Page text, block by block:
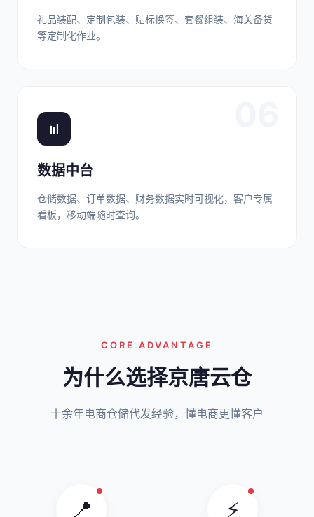
礼品装配、定制包装、贴标换签、套餐组装、海关备货
等定制化作业。
📊
数据中台
仓储数据、订单数据、财务数据实时可视化，客户专属
看板，移动端随时查询。
CORE ADVANTAGE
为什么选择京唐云仓
十余年电商仓储代发经验，懂电商更懂客户
📍 ⚡